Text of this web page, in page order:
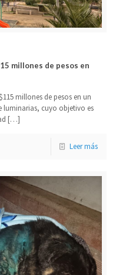
millones de pesos en
millones de pesos en un
luminarias, cuyo objetivo es
[…]
Leer más